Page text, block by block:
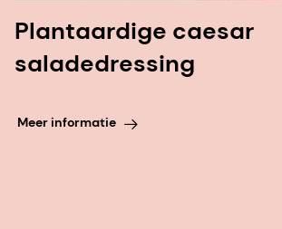
Plantaardige caesar
saladedressing
Meer informatie